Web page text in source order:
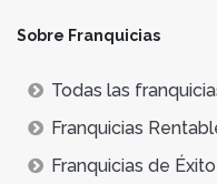
Sobre Franquicias
Todas las
Franquicias
Franquicias de Éxito